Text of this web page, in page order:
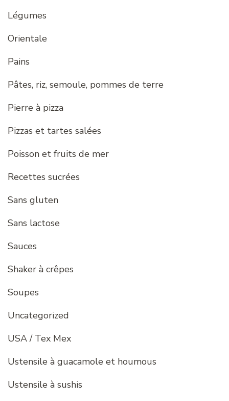
Légumes
Orientale
Pains
Pâtes, riz, semoule, pommes de terre
Pierre à pizza
Pizzas et tartes salées
Poisson et fruits de mer
Recettes sucrées
Sans gluten
Sans lactose
Sauces
Shaker à crêpes
Soupes
Uncategorized
USA / Tex Mex
Ustensile à guacamole et houmous
Ustensile à sushis